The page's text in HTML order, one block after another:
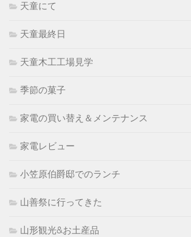
天童にて
天童最終日
天童木工工場見学
季節の菓子
家電の買い替え＆メンテナンス
家電レビュー
小笠原伯爵邸でのランチ
山善祭に行ってきた
山形観光&お土産品